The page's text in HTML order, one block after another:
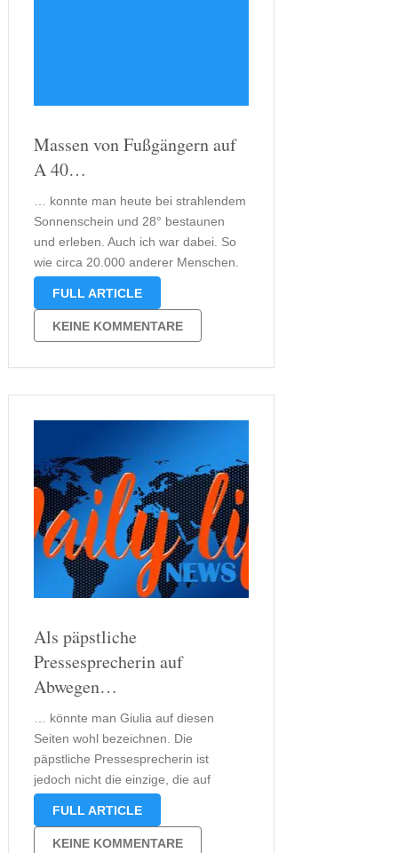
Massen von Fußgängern auf
A 40…
… konnte man heute bei strahlendem
Sonnenschein und 28° bestaunen
und erleben. Auch ich war dabei. So
wie circa 20.000 anderer Menschen.
Die A40 war am Nachmittag sehr voll.
Es war schon irgendwie speziell, aber
auch sehr aufregend und …
FULL ARTICLE
KEINE KOMMENTARE
Als päpstliche
Pressesprecherin auf
Abwegen…
… könnte man Giulia auf diesen
Seiten wohl bezeichnen. Die
päpstliche Pressesprecherin ist
jedoch nicht die einzige, die auf
Abwegen zu sein scheint auch Papst
Francesco haben scheinbar
FULL ARTICLE
KEINE KOMMENTARE